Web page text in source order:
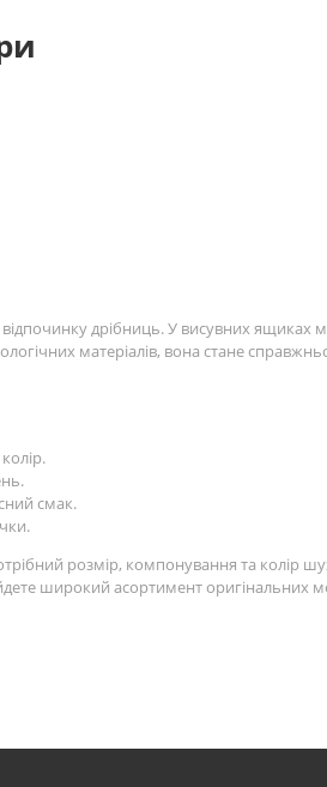
дрібниць. У висувних ящиках
матеріалів, вона стане
смак.
розмір, компонування та колір
широкий асортимент оригінальних